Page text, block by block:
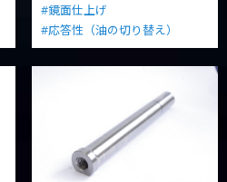
#鏡面仕上げ
#応答性（油の切り替え）